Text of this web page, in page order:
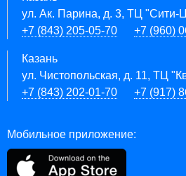
ул. Ак. Парина, д. 3, ТЦ "Сити-
+7 (843) 205-05-70
+7 (960)
Казань
ул. Чистопольская, д. 11, ТЦ
+7 (843) 202-01-70
+7 (917)
Мобильное приложение: